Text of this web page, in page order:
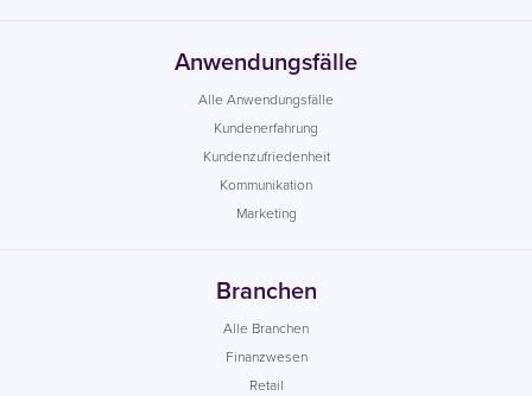
Anwendungsfälle
Alle Anwendungsfälle
Kundenerfahrung
Kundenzufriedenheit
Kommunikation
Marketing
Branchen
Alle Branchen
Finanzwesen
Retail